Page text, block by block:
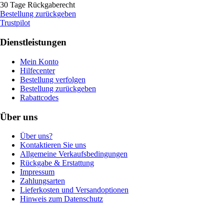
30 Tage Rückgaberecht
Bestellung zurückgeben
Trustpilot
Dienstleistungen
Mein Konto
Hilfecenter
Bestellung verfolgen
Bestellung zurückgeben
Rabattcodes
Über uns
Über uns?
Kontaktieren Sie uns
Allgemeine Verkaufsbedingungen
Rückgabe & Erstattung
Impressum
Zahlungsarten
Lieferkosten und Versandoptionen
Hinweis zum Datenschutz